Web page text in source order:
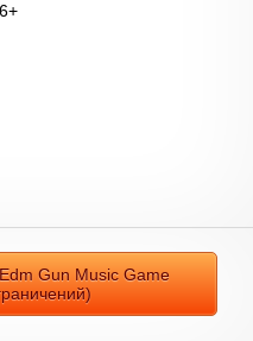
Gun Music Game